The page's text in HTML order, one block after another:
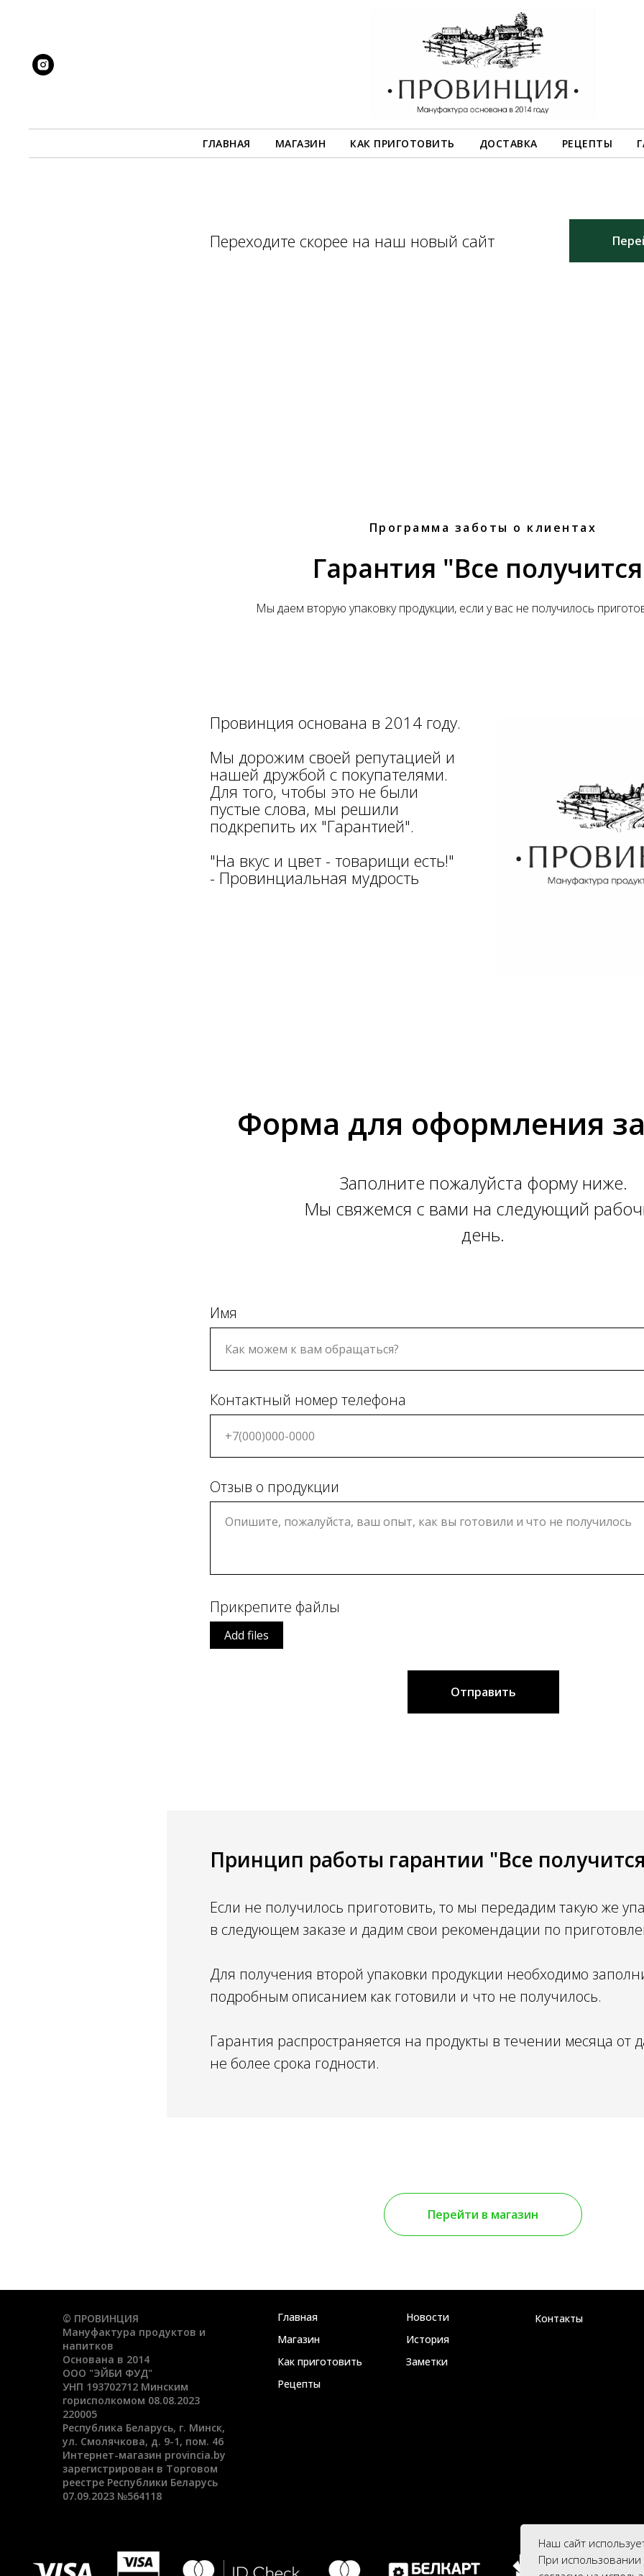
ГЛАВНАЯ МАГАЗИН КАК ПРИГОТОВИТЬ ДОСТАВКА РЕЦЕПТЫ
Переходите скорее на наш новый сайт
Наш сайт
При использовании
Программа заботы о клиентах
Гарантия "Все
Мы даем вторую упаковку продукции, если у вас не получилось
Провинция основана в 2014 году.
Мы дорожим своей репутацией и
нашей дружбой с покупателями.
Для того, чтобы это не были
пустые слова, мы решили
подкрепить их "Гарантией".
"На вкус и цвет - товарищи есть!"
- Провинциальная мудрость
Форма для оформления
Заполните пожалуйста форму ниже.
Мы свяжемся с вами на следующий
день.
Имя
Контактный номер телефона
Отзыв о продукции
Прикрепите файлы
Add files
Отправить
Принцип работы гарантии "Все
Если не получилось приготовить, то мы передадим такую же
в следующем заказе и дадим свои рекомендации по
Для получения второй упаковки продукции необходимо
подробным описанием как готовили и что не получилось.
Гарантия распространяется на продукты в течении месяца от
не более срока годности.
Перейти в магазин
© ПРОВИНЦИЯ
Мануфактура продуктов и
напитков
Основана в 2014
ООО "ЭЙБИ ФУД"
УНП 193702712 Минским
горисполкомом 08.08.2023
220005
Республика Беларусь, г. Минск,
ул. Смолячкова, д. 9-1, пом. 46
Интернет-магазин provincia.by
зарегистрирован в Торговом
реестре Республики Беларусь
07.09.2023 №564118
Главная
Магазин
Как приготовить
Рецепты
Новости
История
Заметки
Контакты